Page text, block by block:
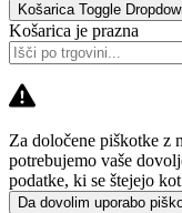
Košarica Toggle
Košarica je prazna
Za določene piškotke z
potrebujemo vaše
podatke, ki se štejejo
Da dovolim uporabo